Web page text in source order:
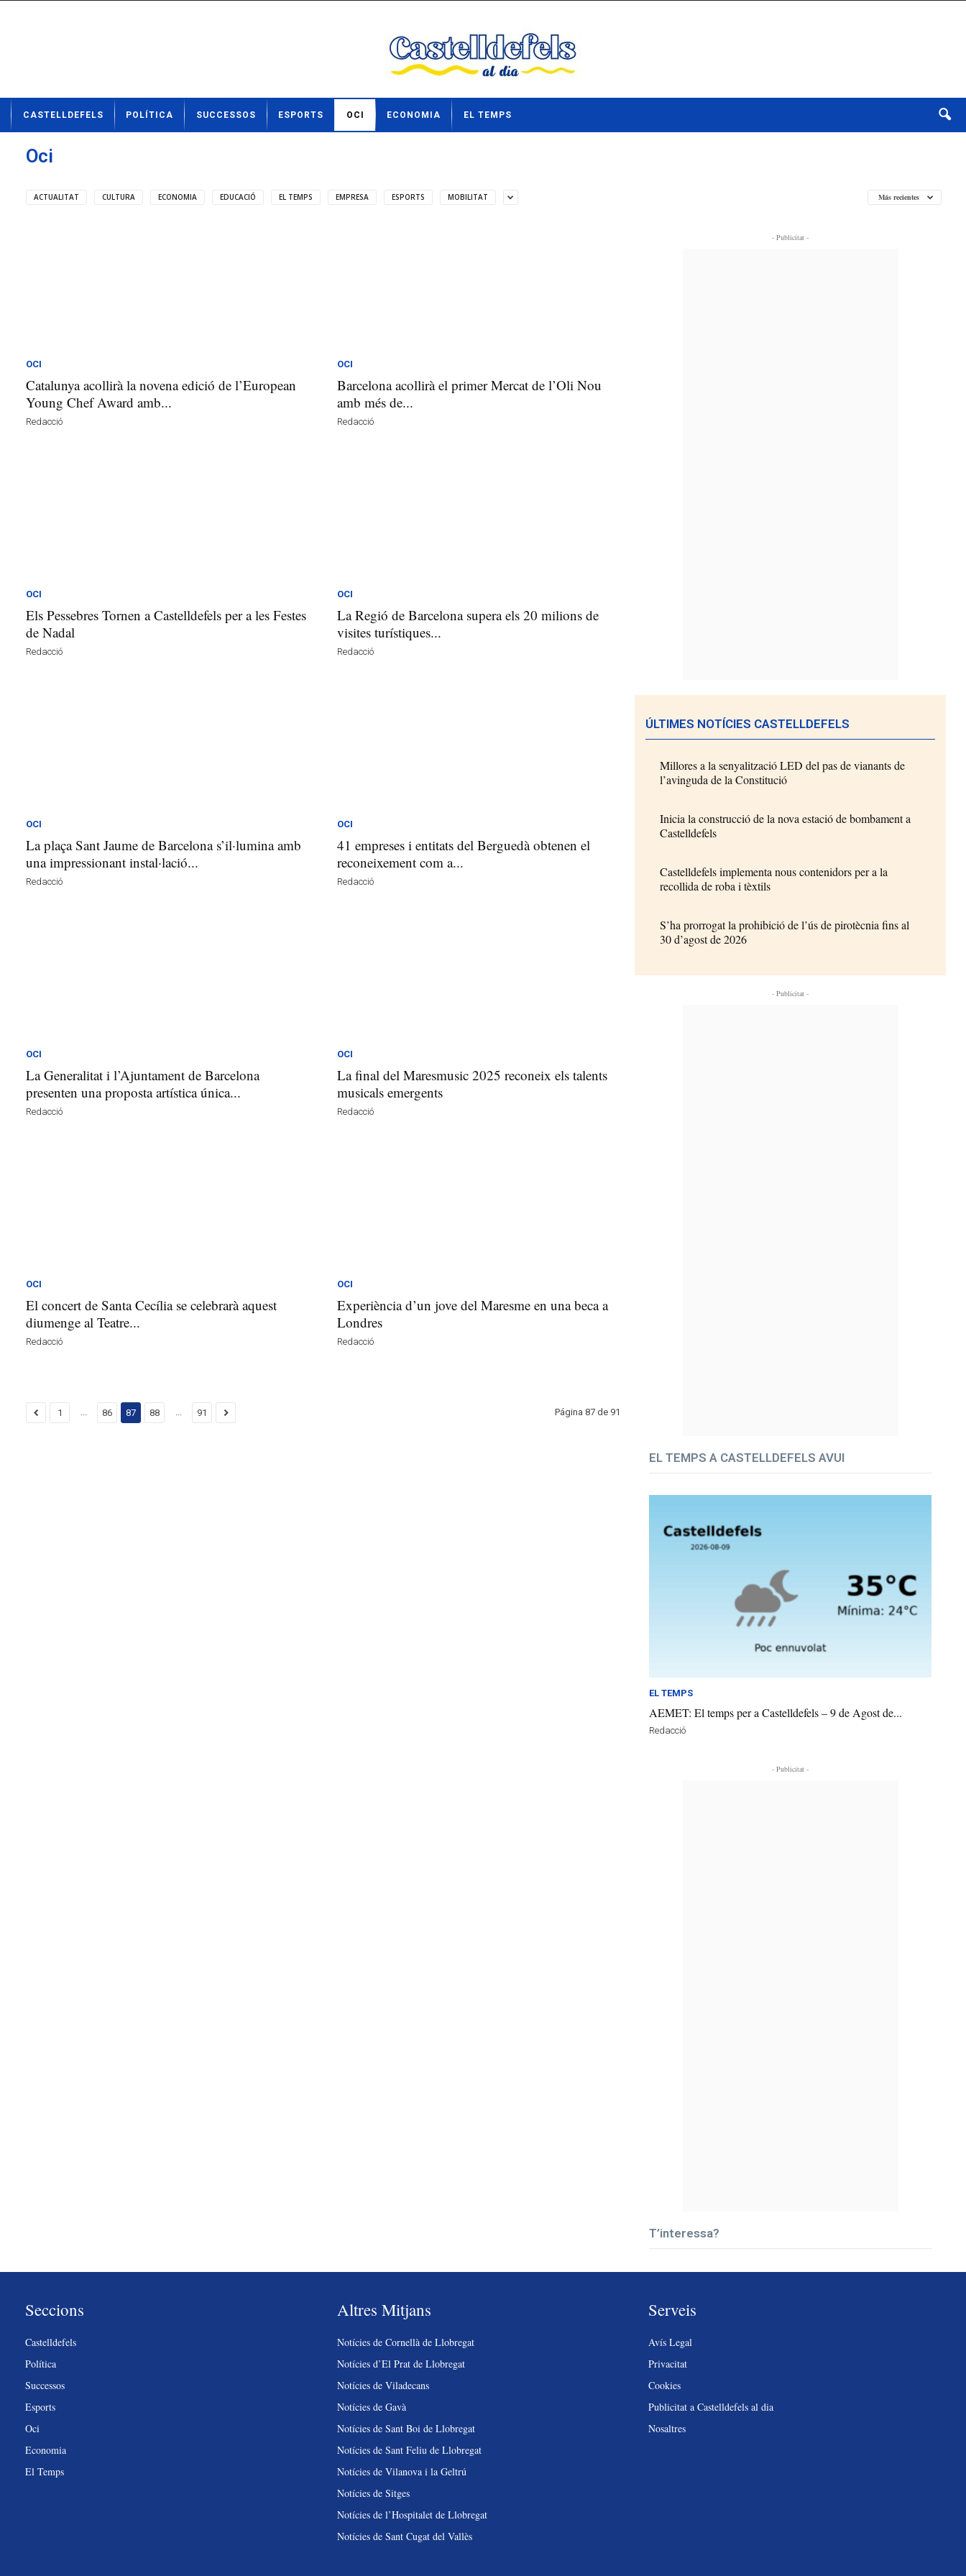
t
CASTELLDEFELS POLÍTICA SUCCESSOS ESPORTS OCI ECONOMIA EL TEMPS
Oci
ACTUALITAT CULTURA ECONOMIA EDUCACIÓ EL TEMPS EMPRESA ESPORTS MOBILITAT Más recientes
OCI
Catalunya acollirà la novena edició de l’European
Young Chef Award amb...
Redacció
OCI
Barcelona acollirà el primer Mercat de l’Oli Nou
amb més de...
Redacció
OCI
Els Pessebres Tornen a Castelldefels per a les Festes
de Nadal
Redacció
OCI
La Regió de Barcelona supera els 20 milions de
visites turístiques...
Redacció
OCI
La plaça Sant Jaume de Barcelona s’il·lumina amb
una impressionant instal·lació...
Redacció
OCI
41 empreses i entitats del Berguedà obtenen el
reconeixement com a...
Redacció
OCI
La Generalitat i l’Ajuntament de Barcelona
presenten una proposta artística única...
Redacció
OCI
La final del Maresmusic 2025 reconeix els talents
musicals emergents
Redacció
OCI
El concert de Santa Cecília se celebrarà aquest
diumenge al Teatre...
Redacció
OCI
Experiència d’un jove del Maresme en una beca a
Londres
Redacció
1 ... 86 87 88 ... 91 Página 87 de 91
- Publicitat -
ÚLTIMES NOTÍCIES CASTELLDEFELS
Millores a la senyalització LED del pas de vianants de
l’avinguda de la Constitució
Inicia la construcció de la nova estació de bombament a
Castelldefels
Castelldefels implementa nous contenidors per a la
recollida de roba i tèxtils
S’ha prorrogat la prohibició de l’ús de pirotècnia fins al
30 d’agost de 2026
- Publicitat -
EL TEMPS A CASTELLDEFELS AVUI
EL TEMPS
AEMET: El temps per a Castelldefels – 9 de Agost de...
Redacció
- Publicitat -
T’interessa?
Seccions
Castelldefels
Política
Successos
Esports
Oci
Economia
El Temps
Altres Mitjans
Notícies de Cornellà de Llobregat
Notícies d’El Prat de Llobregat
Notícies de Viladecans
Notícies de Gavà
Notícies de Sant Boi de Llobregat
Notícies de Sant Feliu de Llobregat
Notícies de Vilanova i la Geltrú
Notícies de Sitges
Notícies de l’Hospitalet de Llobregat
Notícies de Sant Cugat del Vallès
Serveis
Avís Legal
Privacitat
Cookies
Publicitat a Castelldefels al dia
Nosaltres